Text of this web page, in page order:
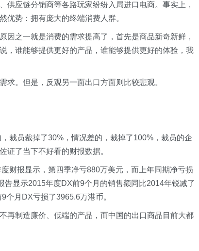
应链分销商等各路玩家纷纷入局进口电商。事实上，
优势：拥有庞大的终端消费人群。
因之一就是消费的需求提高了，首先是商品新奇新鲜，
，谁能够提供更好的产品，谁能够提供更好的体验，我
。但是，反观另一面出口方面则比较悲观。
裁员裁掉了30%，情况差的，裁掉了100%，裁员的企
证了当下不好看的财报数据。
财报显示，第四季净亏880万美元，而上年同期净亏损
显示2015年度DX前9个月的销售额同比2014年锐减了
个月DX亏损了3965.6万港币。
再制造廉价、低端的产品，而中国的出口商品目前大都